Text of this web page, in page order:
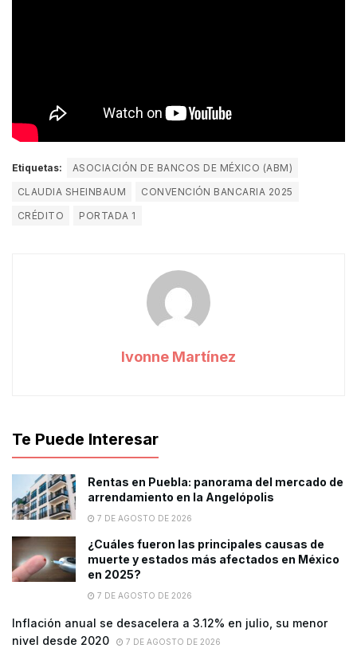
Etiquetas:
ASOCIACIÓN DE BANCOS DE MÉXICO (ABM)
CLAUDIA SHEINBAUM
CONVENCIÓN BANCARIA 2025
CRÉDITO
PORTADA 1
Ivonne Martínez
Te Puede Interesar
Rentas en Puebla: panorama del mercado de
arrendamiento en la Angelópolis
7 DE AGOSTO DE 2026
¿Cuáles fueron las principales causas de
muerte y estados más afectados en México
en 2025?
7 DE AGOSTO DE 2026
Inflación anual se desacelera a 3.12% en julio, su menor
nivel desde 2020
7 DE AGOSTO DE 2026